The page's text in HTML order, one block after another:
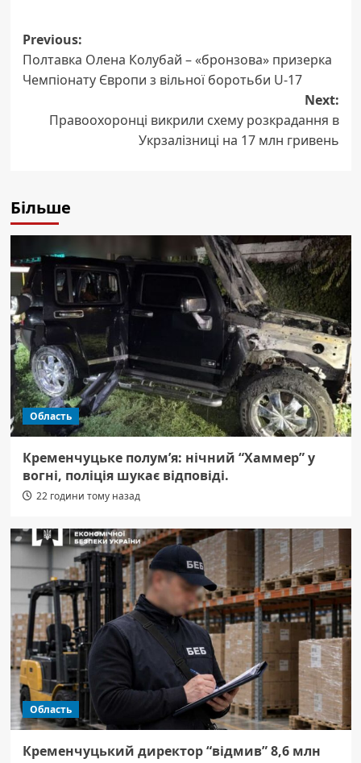
Post
navigation
Previous:
Полтавка Олена Колубай – «бронзова» призерка
Чемпіонату Європи з вільної боротьби U-17
Next:
Правоохоронці викрили схему розкрадання в
Укрзалізниці на 17 млн гривень
Більше
Область
Кременчуцьке полум’я: нічний “Хаммер” у
вогні, поліція шукає відповіді.
22 години тому назад
Область
Кременчуцький директор “відмив” 8,6 млн